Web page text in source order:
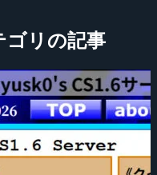
ゴリの記事